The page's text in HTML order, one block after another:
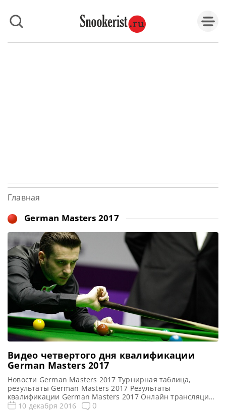
Главная
German Masters 2017
Видео четвертого дня квалификации
German Masters 2017
Новости German Masters 2017 Турнирная таблица,
результаты German Masters 2017 Результаты
квалификации German Masters 2017 Онлайн трансляции
квалификации German Masters 2017 Все видео German
10 декабря 2016 0